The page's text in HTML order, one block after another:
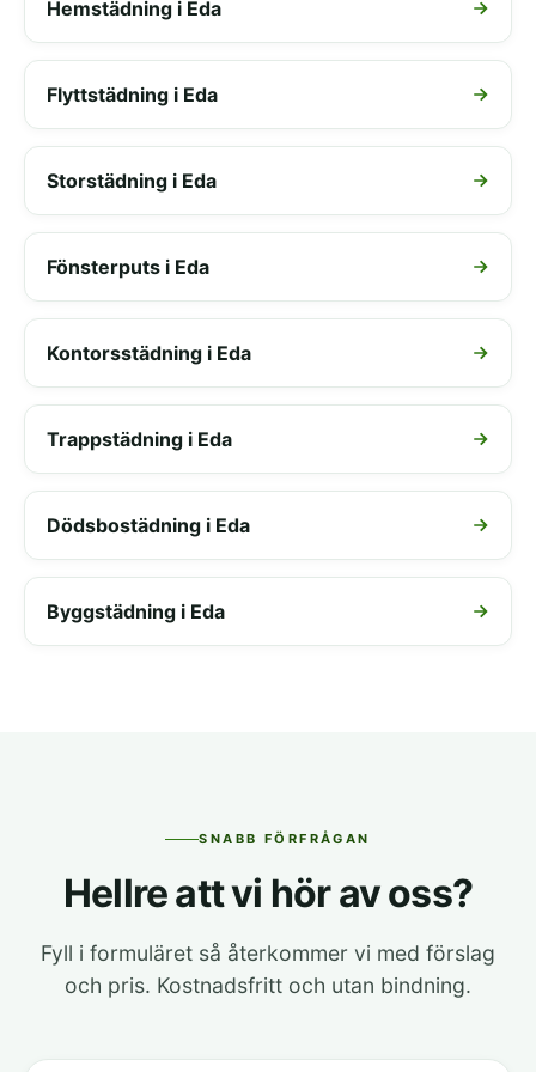
Hemstädning i Eda
Flyttstädning i Eda
Storstädning i Eda
Fönsterputs i Eda
Kontorsstädning i Eda
Trappstädning i Eda
Dödsbostädning i Eda
Byggstädning i Eda
SNABB FÖRFRÅGAN
Hellre att vi hör av oss?
Fyll i formuläret så återkommer vi med förslag
och pris. Kostnadsfritt och utan bindning.